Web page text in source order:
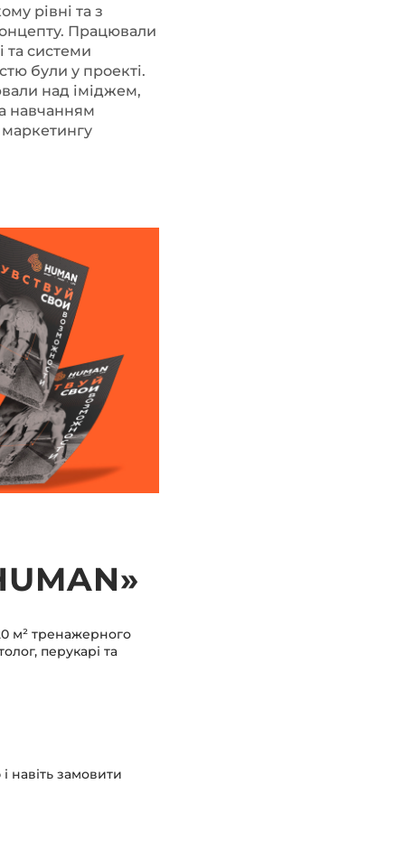
рівні та з
Працювали
та системи
були у проекті.
над іміджем,
навчанням
маркетингу
м² тренажерного
перукарі та
навіть замовити